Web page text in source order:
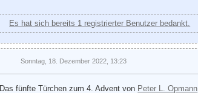
Es hat sich bereits 1 registrierter Benutzer bedankt.
Sonntag, 18. Dezember 2022, 13:23
Das fünfte Türchen zum 4. Advent von Peter L. Opmann